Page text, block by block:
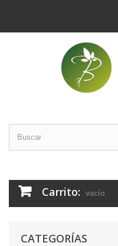
Carrito: vacío
CATEGORÍAS